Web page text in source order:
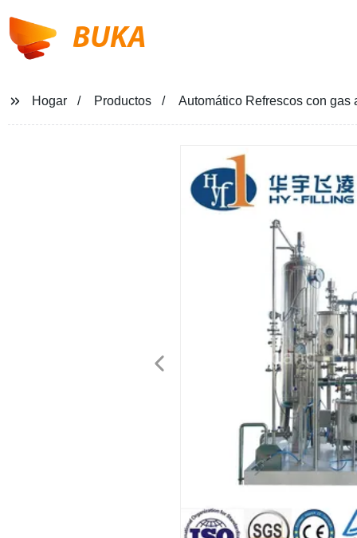
BUKA
Hogar Productos Automático Refrescos con